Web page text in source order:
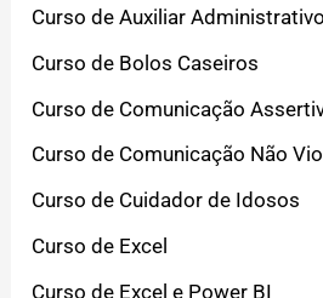
Curso de Auxiliar Administrativo
Curso de Bolos Caseiros
Curso de Comunicação
Curso de Comunicação Não
Curso de Cuidador de Idosos
Curso de Excel
Curso de Excel e Power BI